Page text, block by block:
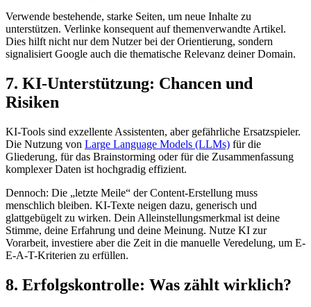
Verwende bestehende, starke Seiten, um neue Inhalte zu
unterstützen. Verlinke konsequent auf themenverwandte Artikel.
Dies hilft nicht nur dem Nutzer bei der Orientierung, sondern
signalisiert Google auch die thematische Relevanz deiner Domain.
7. KI-Unterstützung: Chancen und
Risiken
KI-Tools sind exzellente Assistenten, aber gefährliche Ersatzspieler.
Die Nutzung von Large Language Models (LLMs) für die
Gliederung, für das Brainstorming oder für die Zusammenfassung
komplexer Daten ist hochgradig effizient.
Dennoch: Die „letzte Meile“ der Content-Erstellung muss
menschlich bleiben. KI-Texte neigen dazu, generisch und
glattgebügelt zu wirken. Dein Alleinstellungsmerkmal ist deine
Stimme, deine Erfahrung und deine Meinung. Nutze KI zur
Vorarbeit, investiere aber die Zeit in die manuelle Veredelung, um E-
E-A-T-Kriterien zu erfüllen.
8. Erfolgskontrolle: Was zählt wirklich?